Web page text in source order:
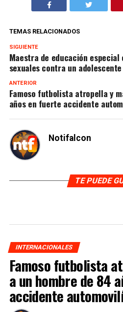
TEMAS RELACIONADOS
SIGUIENTE
Maestra de educación
sexuales contra un adolescente
ANTERIOR
Famoso futbolista atropella y
años en fuerte accidente
Notifalcon
TE PUEDE
INTERNACIONALES
Famoso futbolista
a un hombre de 84
accidente